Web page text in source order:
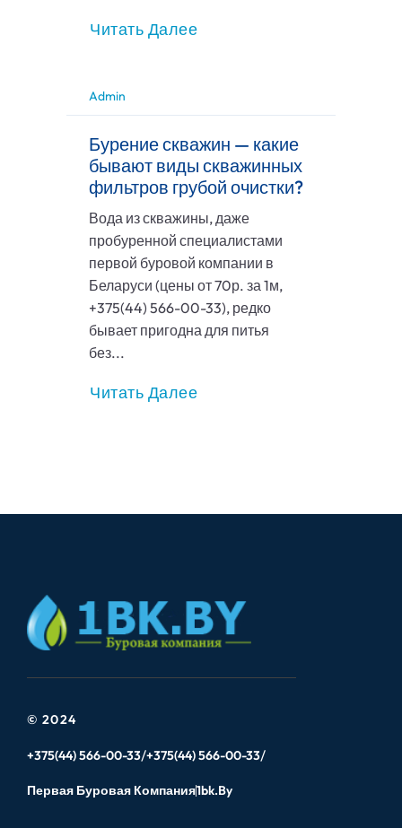
Читать Далее
Admin
Бурение скважин — какие
бывают виды скважинных
фильтров грубой очистки?
Вода из скважины, даже
пробуренной специалистами
первой буровой компании в
Беларуси (цены от 70р. за 1м,
+375(44) 566-00-33), редко
бывает пригодна для питья
без...
Читать Далее
© 2024
+375(44) 566-00-33 +375(44) 566-00-33
Первая Буровая Компания1bk.by